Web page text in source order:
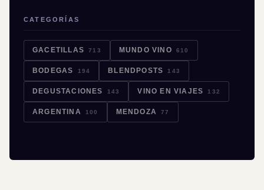
CATEGORÍAS
GACETILLAS 713 MUNDO VINO 610
BODEGAS 194 BLENDPOSTS 143
DEGUSTACIONES 143 VINO EN VIAJES 132
ARGENTINA 100 MENDOZA 77